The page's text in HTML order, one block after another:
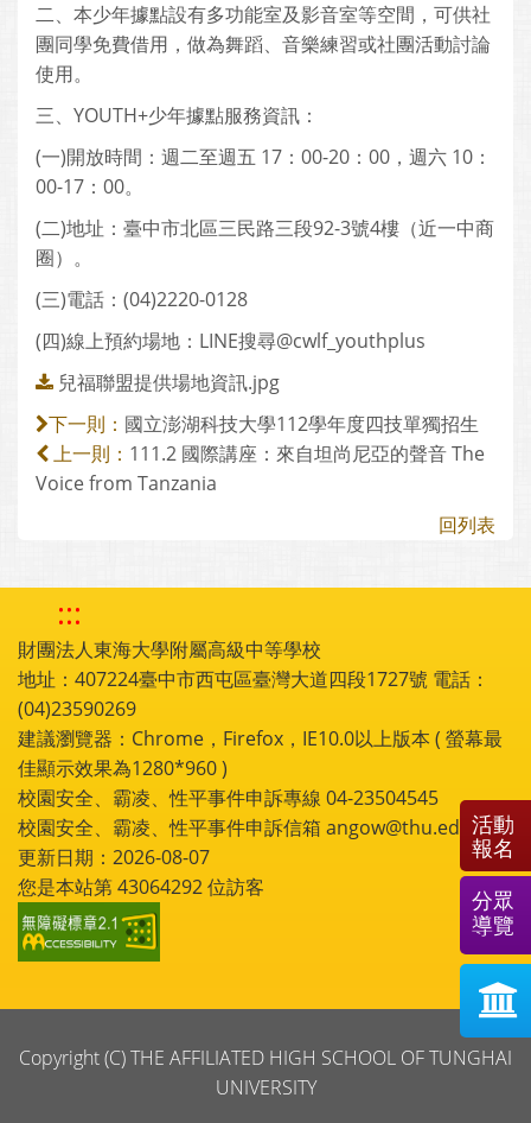
二、本少年據點設有多功能室及影音室等空間，可供社
團同學免費借用，做為舞蹈、音樂練習或社團活動討論
使用。
三、YOUTH+少年據點服務資訊：
(一)開放時間：週二至週五 17：00-20：00，週六 10：
00-17：00。
(二)地址：臺中市北區三民路三段92-3號4樓（近一中商
圈）。
(三)電話：(04)2220-0128
(四)線上預約場地：LINE搜尋@cwlf_youthplus
兒福聯盟提供場地資訊.jpg
下一則： 國立澎湖科技大學112學年度四技單獨招生
上一則： 111.2 國際講座：來自坦尚尼亞的聲音 The
Voice from Tanzania
回列表
:::
財團法人東海大學附屬高級中等學校
地址：407224臺中市西屯區臺灣大道四段1727號 電話：
(04)23590269
建議瀏覽器：Chrome，Firefox，IE10.0以上版本 ( 螢幕最
佳顯示效果為1280*960 )
校園安全、霸凌、性平事件申訴專線 04-23504545
校園安全、霸凌、性平事件申訴信箱 angow@thu.edu.tw
更新日期：2026-08-07
您是本站第43064292位訪客
Copyright (C) THE AFFILIATED HIGH SCHOOL OF TUNGHAI
UNIVERSITY
活動
報名
分眾
導覽